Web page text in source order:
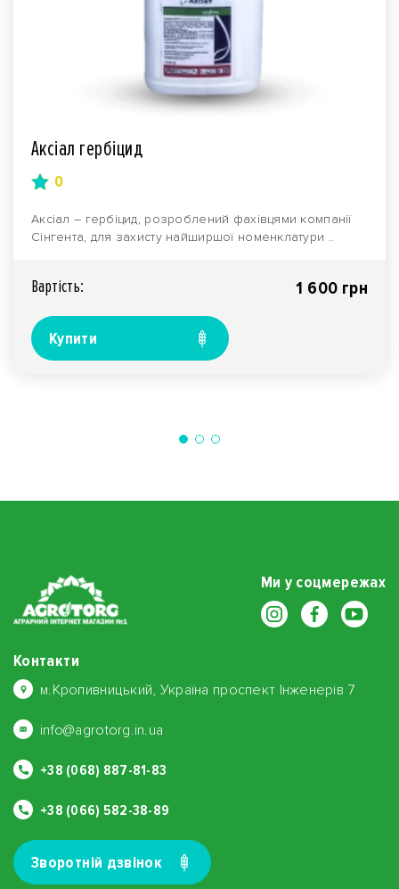
Аксіал гербіцид
0
Аксіал – гербіцид, розроблений фахівцями компанії
Сінгента, для захисту найширшої номенклатури ..
Вартiсть: 1 600 грн
Купити
Ми у соцмережах
Контакти
м.Кропивницький, Україна проспект Інженерів 7
info@agrotorg.in.ua
+38 (068) 887-81-83
+38 (066) 582-38-89
Зворотнiй дзвiнок